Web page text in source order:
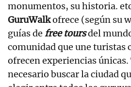
monumentos, su historia.
GuruWalkofrece (según su
guías de free toursdel
comunidad que une turistas
ofrecen experiencias únicas.
necesario buscar la ciudad